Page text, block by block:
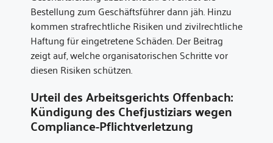
Bestellung zum Geschäftsführer dann jäh. Hinzu
kommen strafrechtliche Risiken und zivilrechtliche
Haftung für eingetretene Schäden. Der Beitrag
zeigt auf, welche organisatorischen Schritte vor
diesen Risiken schützen.
Urteil des Arbeitsgerichts Offenbach:
Kündigung des Chefjustiziars wegen
Compliance-Pflichtverletzung